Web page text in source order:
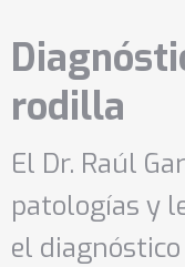
rodilla
El Dr. Raúl
patologías y
el